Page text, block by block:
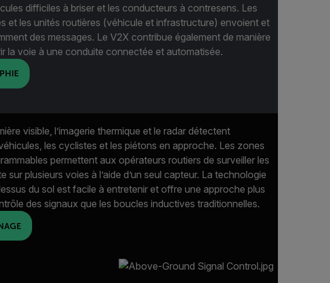
difficiles à briser et les conducteurs à contresens. Les
et les unités routières (véhicule et infrastructure) envoient et
des messages. Le V2X contribue également de manière
la voie à une conduite connectée et automatisée.
visible, l’imagerie thermique et le radar détectent
les cyclistes et les piétons en approche. Les zones
permettent aux opérateurs routiers de surveiller les
sur plusieurs voies à l’aide d’un seul capteur. La technologie
du sol est facile à entretenir et offre une approche plus
des signaux que les boucles inductives traditionnelles.